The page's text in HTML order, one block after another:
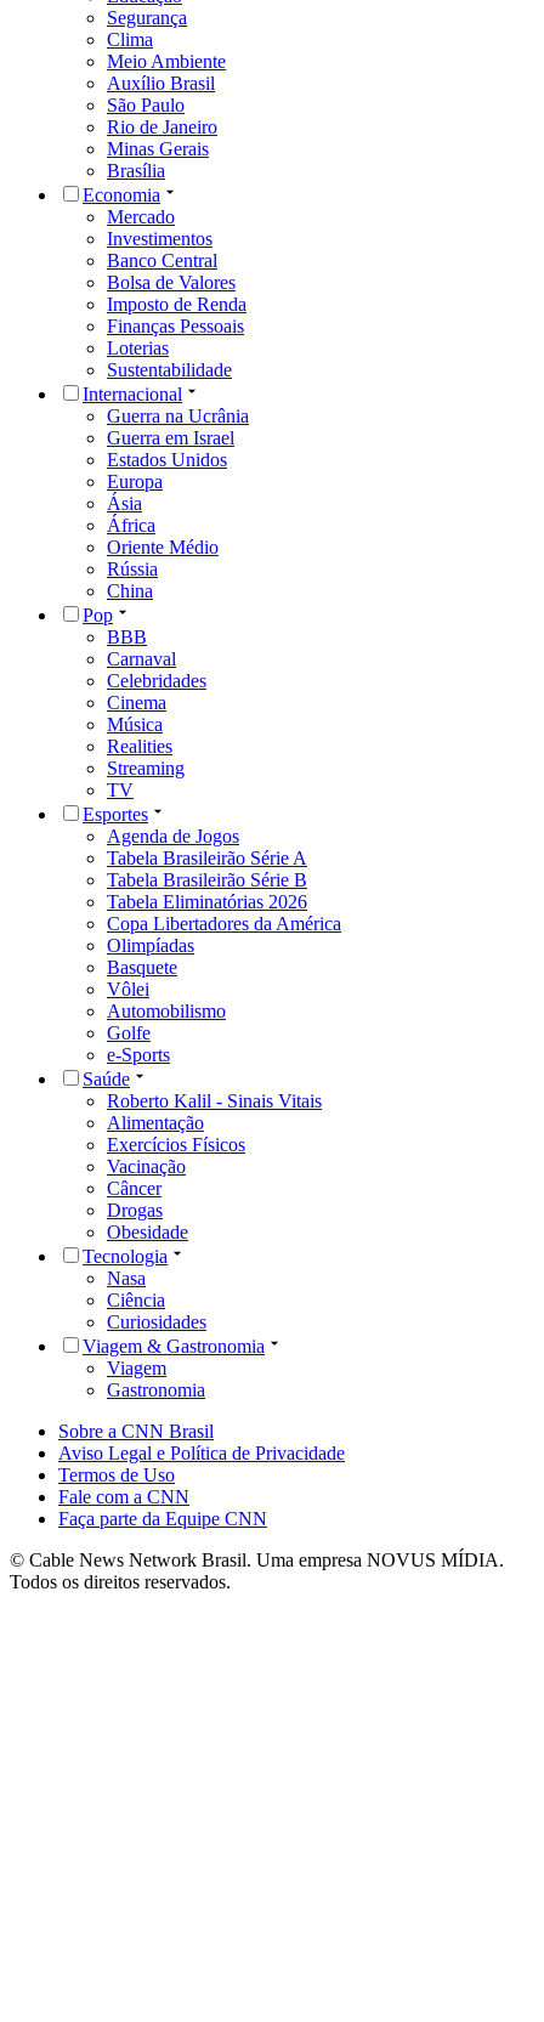
Segurança
Clima
Meio Ambiente
Auxílio Brasil
São Paulo
Rio de Janeiro
Minas Gerais
Brasília
Economia
Mercado
Investimentos
Banco Central
Bolsa de Valores
Imposto de Renda
Finanças Pessoais
Loterias
Sustentabilidade
Internacional
Guerra na Ucrânia
Guerra em Israel
Estados Unidos
Europa
Ásia
África
Oriente Médio
Rússia
China
Pop
BBB
Carnaval
Celebridades
Cinema
Música
Realities
Streaming
TV
Esportes
Agenda de Jogos
Tabela Brasileirão Série A
Tabela Brasileirão Série B
Tabela Eliminatórias 2026
Copa Libertadores da América
Olimpíadas
Basquete
Vôlei
Automobilismo
Golfe
e-Sports
Saúde
Roberto Kalil - Sinais Vitais
Alimentação
Exercícios Físicos
Vacinação
Câncer
Drogas
Obesidade
Tecnologia
Nasa
Ciência
Curiosidades
Viagem & Gastronomia
Viagem
Gastronomia
Sobre a CNN Brasil
Aviso Legal e Política de Privacidade
Termos de Uso
Fale com a CNN
Faça parte da Equipe CNN
© Cable News Network Brasil. Uma empresa NOVUS MÍDIA.
Todos os direitos reservados.